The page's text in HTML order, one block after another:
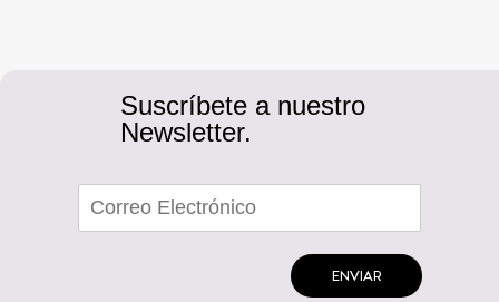
Suscríbete a nuestro
Newsletter.
ENVIAR